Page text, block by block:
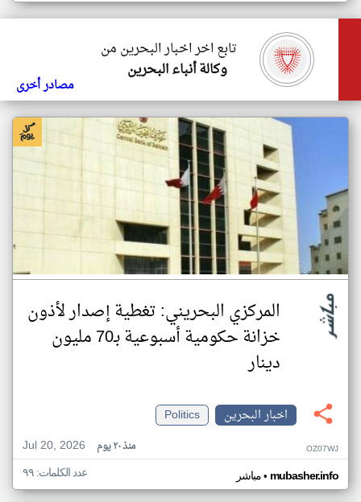
تابع اخر اخبار البحرين من
وكالة أنباء البحرين
مصادر أخرى
المركزي البحريني: تغطية إصدار لأذون
خزانة حكومية أسبوعية بـ70 مليون
دينار
اخبار البحرين
Politics
Jul 20, 2026
منذ ٢٠ يوم OZ07WJ
مباشر• mubasher.info عدد الكلمات: ٩٩